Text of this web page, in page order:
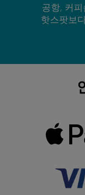
공항, 커
핫스팟보